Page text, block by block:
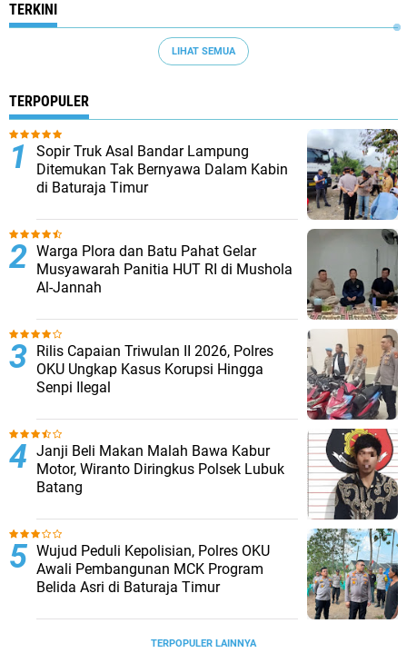
TERKINI
LIHAT SEMUA
TERPOPULER
Sopir Truk Asal Bandar Lampung
Ditemukan Tak Bernyawa Dalam Kabin
di Baturaja Timur
Warga Plora dan Batu Pahat Gelar
Musyawarah Panitia HUT RI di Mushola
Al-Jannah
Rilis Capaian Triwulan II 2026, Polres
OKU Ungkap Kasus Korupsi Hingga
Senpi Ilegal
Janji Beli Makan Malah Bawa Kabur
Motor, Wiranto Diringkus Polsek Lubuk
Batang
Wujud Peduli Kepolisian, Polres OKU
Awali Pembangunan MCK Program
Belida Asri di Baturaja Timur
TERPOPULER LAINNYA